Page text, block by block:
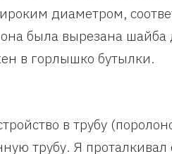
диаметром,
была вырезана шайба
в горлышко бутылки.
в трубу
трубу. Я